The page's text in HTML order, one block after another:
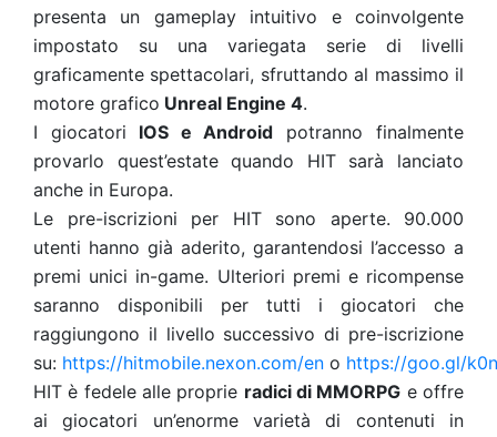
presenta un gameplay intuitivo e coinvolgente
impostato su una variegata serie di livelli
graficamente spettacolari, sfruttando al massimo il
motore grafico Unreal Engine 4.
I giocatori IOS e Android potranno finalmente
provarlo quest’estate quando HIT sarà lanciato
anche in Europa.
Le pre-iscrizioni per HIT sono aperte. 90.000
utenti hanno già aderito, garantendosi l’accesso a
premi unici in-game. Ulteriori premi e ricompense
saranno disponibili per tutti i giocatori che
raggiungono il livello successivo di pre-iscrizione
su: https://hitmobile.nexon.com/en o https://goo.gl/
HIT è fedele alle proprie radici di MMORPG e offre
ai giocatori un’enorme varietà di contenuti in